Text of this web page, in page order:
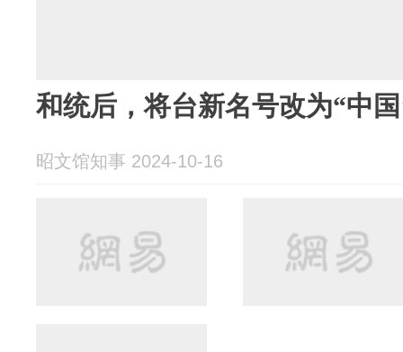
和统后，将台新名号改为“中
昭文馆知事 2024-10-16